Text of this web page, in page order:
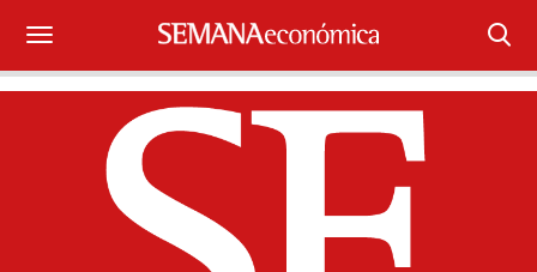
Suscríbase
Iniciar sesión
Portada
¿Qué está pasando?